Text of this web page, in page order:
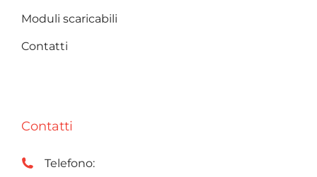
Moduli scaricabili
Contatti
Contatti
Telefono: